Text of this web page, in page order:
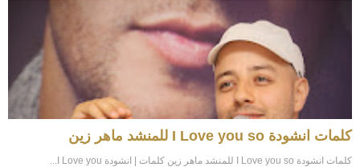
كلمات انشودة I Love you so للمنشد ماهر زين
كلمات انشودة I Love you so للمنشد ماهر زين كلمات | انشودة I Love you...